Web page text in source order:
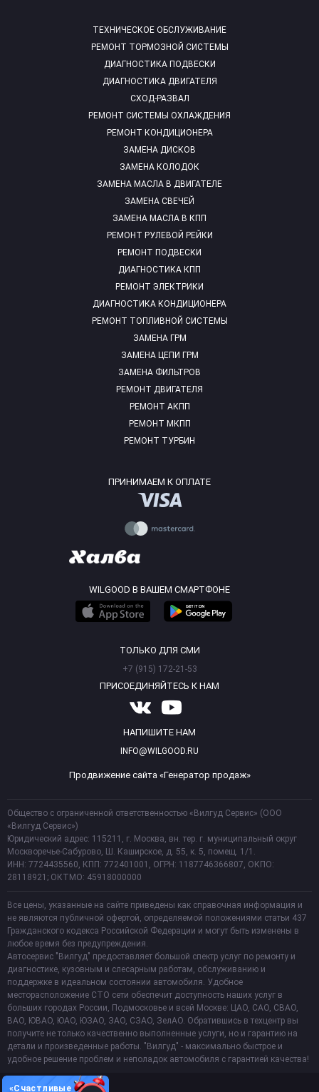
ТЕХНИЧЕСКОЕ ОБСЛУЖИВАНИЕ
РЕМОНТ ТОРМОЗНОЙ СИСТЕМЫ
ДИАГНОСТИКА ПОДВЕСКИ
ДИАГНОСТИКА ДВИГАТЕЛЯ
СХОД-РАЗВАЛ
РЕМОНТ СИСТЕМЫ ОХЛАЖДЕНИЯ
РЕМОНТ КОНДИЦИОНЕРА
ЗАМЕНА ДИСКОВ
ЗАМЕНА КОЛОДОК
ЗАМЕНА МАСЛА В ДВИГАТЕЛЕ
ЗАМЕНА СВЕЧЕЙ
ЗАМЕНА МАСЛА В КПП
РЕМОНТ РУЛЕВОЙ РЕЙКИ
РЕМОНТ ПОДВЕСКИ
ДИАГНОСТИКА КПП
РЕМОНТ ЭЛЕКТРИКИ
ДИАГНОСТИКА КОНДИЦИОНЕРА
РЕМОНТ ТОПЛИВНОЙ СИСТЕМЫ
ЗАМЕНА ГРМ
ЗАМЕНА ЦЕПИ ГРМ
ЗАМЕНА ФИЛЬТРОВ
РЕМОНТ ДВИГАТЕЛЯ
РЕМОНТ АКПП
РЕМОНТ МКПП
РЕМОНТ ТУРБИН
ПРИНИМАЕМ К ОПЛАТЕ
WILGOOD В ВАШЕМ СМАРТФОНЕ
ТОЛЬКО ДЛЯ СМИ
+7 (915) 172-21-53
ПРИСОЕДИНЯЙТЕСЬ К НАМ
НАПИШИТЕ НАМ
INFO@WILGOOD.RU
Продвижение сайта «Генератор продаж»
Общество с ограниченной ответственностью «Вилгуд Сервис» (ООО
«Вилгуд Сервис»)
Юридический адрес: 115211, г. Москва, вн. тер. г. муниципальный округ
Москворечье-Сабурово, Ш. Каширское, д. 55, к. 5, помещ. 1/1.
ИНН: 7724435560, КПП: 772401001, ОГРН: 1187746366807, ОКПО:
28118921; ОКТМО: 45918000000
Все цены, указанные на сайте приведены как справочная информация и
не являются публичной офертой, определяемой положениями статьи 437
Гражданского кодекса Российской Федерации и могут быть изменены в
любое время без предупреждения.
Автосервис "Вилгуд" предоставляет большой спектр услуг по ремонту и
диагностике, кузовным и слесарным работам, обслуживанию и
поддержке в идеальном состоянии автомобиля. Удобное
месторасположение СТО сети обеспечит доступность наших услуг в
больших городах России, Подмосковье и всей Москве: ЦАО, САО, СВАО,
ВАО, ЮВАО, ЮАО, ЮЗАО, ЗАО, СЗАО, ЗелАО. Обратившись в техцентр вы
получите не только качественно выполненные услуги, но и гарантию на
детали и произведенные работы. "Вилгуд" - максимально быстрое и
удобное решение проблем и неполадок автомобиля с гарантией качества!
«Счастливые